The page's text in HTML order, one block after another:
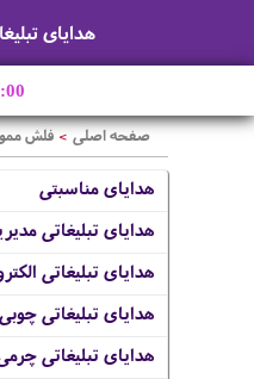
هدایای
صفحه اصلی > فلش
هدایای مناسبتی
هدایای تبلیغاتی
هدایای تبلیغاتی
هدایای تبلیغاتی چوبی
هدایای تبلیغاتی